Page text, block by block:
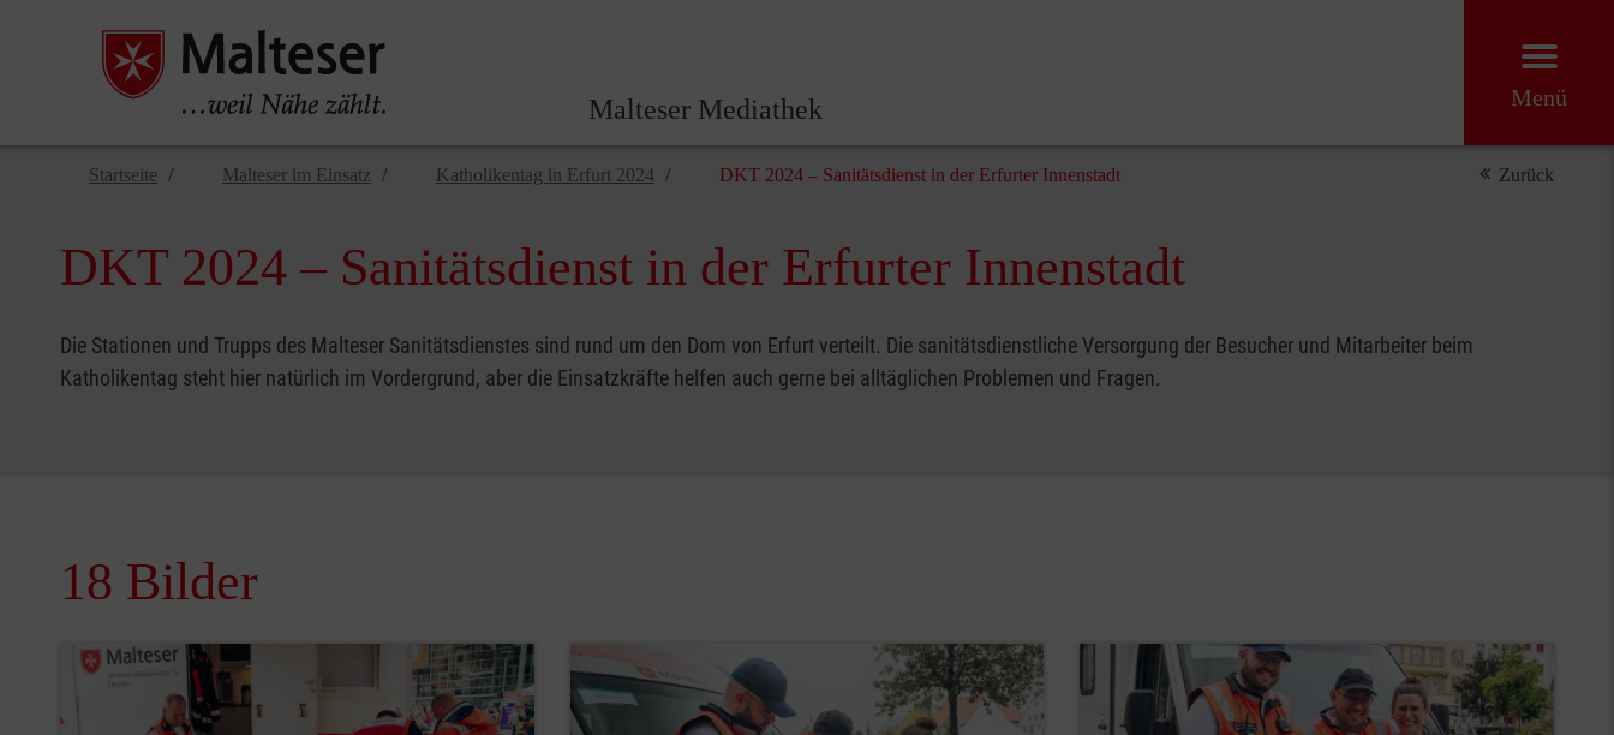
Malteser Mediathek Menü
Startseite Malteser im Einsatz Katholikentag in Erfurt 2024 DKT 2024 – Sanitätsdienst in der Erfurter Innenstadt Zurück
DKT 2024 – Sanitätsdienst in der Erfurter Innenstadt
Die Stationen und Trupps des Malteser Sanitätsdienstes sind rund um den Dom von Erfurt verteilt. Die sanitätsdienstliche Versorgung der Besucher und Mitarbeiter beim
Katholikentag steht hier natürlich im Vordergrund, aber die Einsatzkräfte helfen auch gerne bei alltäglichen Problemen und Fragen.
18 Bilder